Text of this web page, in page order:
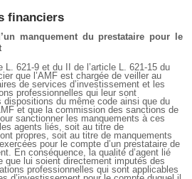
financiers
manquement du prestataire pour le
L. 621-9 et du II de l’article L. 621-15 du
que l’AMF est chargée de veiller au
de services d’investissement et les
professionnelles qui leur sont
dispositions du même code ainsi que du
et que la commission des sanctions de
sanctionner les manquements à ces
agents liés, soit au titre de
propres, soit au titre de manquements
pour le compte d’un prestataire de
En conséquence, la qualité d’agent lié
que lui soient directement imputés des
professionnelles qui sont applicables